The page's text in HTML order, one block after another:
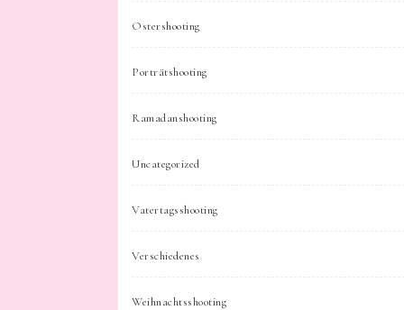
Ostershooting
Porträtshooting
Ramadanshooting
Uncategorized
Vatertagsshooting
Verschiedenes
Weihnachtsshooting